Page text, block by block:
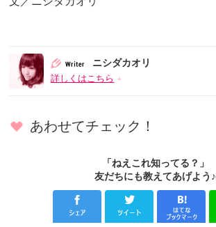
ニシダカオリ
詳しくはこちら
あわせてチェック！
「ねえこれ知ってる？」
友だちにも教えてあげよう♪